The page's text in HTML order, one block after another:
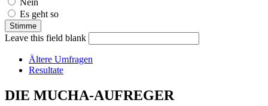
Nein
Es geht so
Leave this field blank
Ältere Umfragen
Resultate
DIE MUCHA-AUFREGER